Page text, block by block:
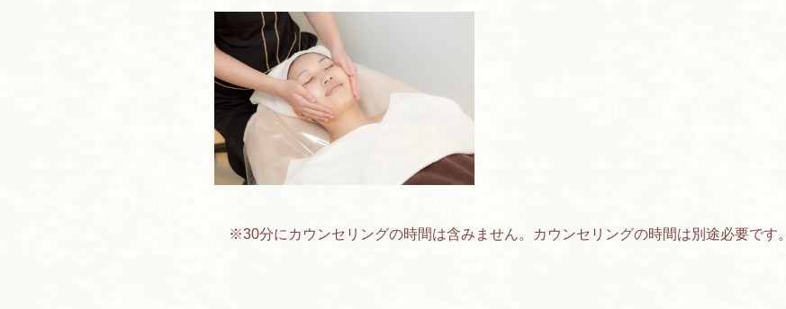
※30分にカウンセリングの時間は含みません。カウンセリングの時間は別途必要です。